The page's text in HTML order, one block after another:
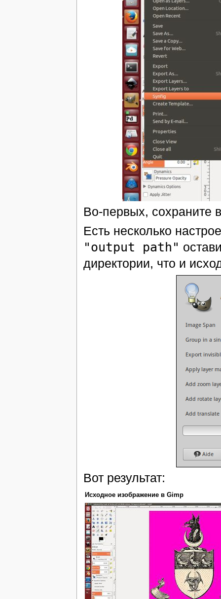
Во-первых, сохраните
Есть несколько
"output path"
директории, что и
Вот результат:
Исходное изображение в Gimp